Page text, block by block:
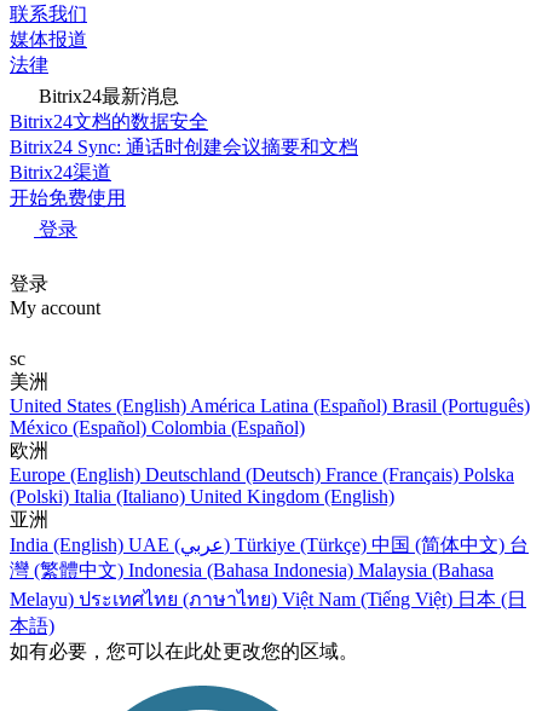
联系我们
媒体报道
法律
Bitrix24最新消息
Bitrix24文档的数据安全
Bitrix24 Sync: 通话时创建会议摘要和文档
Bitrix24渠道
开始免费使用
登录
登录
My account
sc
美洲
United States (English) América Latina (Español) Brasil (Português)
México (Español) Colombia (Español)
欧洲
Europe (English) Deutschland (Deutsch) France (Français) Polska
(Polski) Italia (Italiano) United Kingdom (English)
亚洲
India (English)
UAE (عربي) Türkiye (Türkçe) 中国 (简体中文) 台
灣 (繁體中文) Indonesia (Bahasa Indonesia) Malaysia (Bahasa
Melayu) ประเทศไทย (ภาษาไทย) Việt Nam (Tiếng Việt) 日本 (日
本語)
如有必要，您可以在此处更改您的区域。